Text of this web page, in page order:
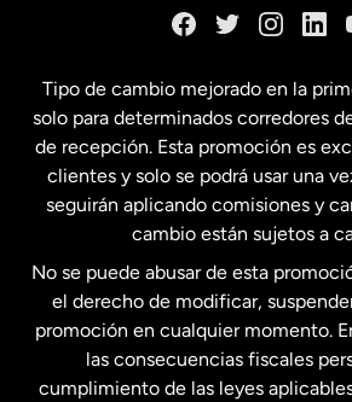
Estados Unidos
Estados Unidos
Francia
Malasia
Tipo de cambio mejorado en la
solo para determinados corredores
de recepción. Esta promoción es
clientes y solo se podrá usar una
seguirán aplicando comisiones y
cambio están sujetos a
No se puede abusar de esta
el derecho de modificar,
promoción en cualquier momento.
las consecuencias fiscales
cumplimiento de las leyes